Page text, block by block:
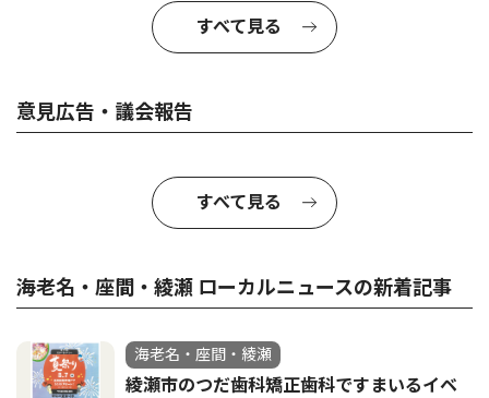
すべて見る
意見広告・議会報告
すべて見る
海老名・座間・綾瀬 ローカルニュースの新着記事
海老名・座間・綾瀬
綾瀬市のつだ歯科矯正歯科ですまいるイベ